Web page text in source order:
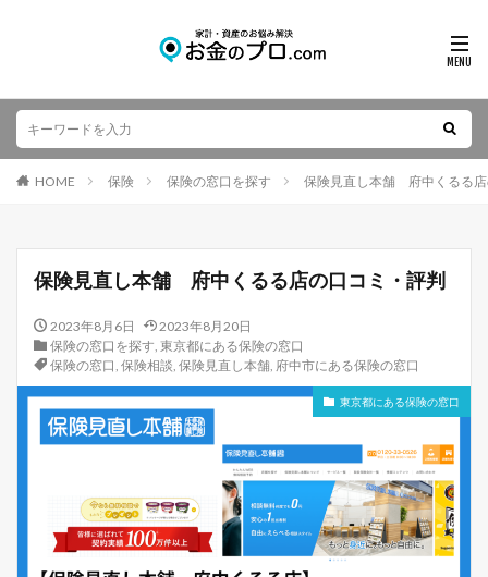
HOME 保険 保険の窓口を探す 保険見直し本舗 府中くるる
保険見直し本舗 府中くるる店の口コミ・評判
2023年8月6日
2023年8月20日
保険の窓口を探す, 東京都にある保険の窓口
保険の窓口, 保険相談, 保険見直し本舗, 府中市にある保険の窓口
東京都にある保険の窓口